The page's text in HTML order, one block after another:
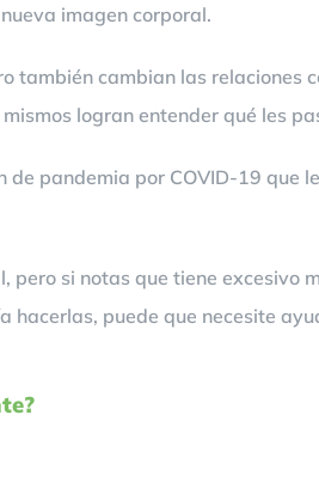
imagen corporal.
también cambian las relaciones
logran entender qué les
pandemia por COVID-19 que
si notas que tiene excesivo
hacerlas, puede que necesite